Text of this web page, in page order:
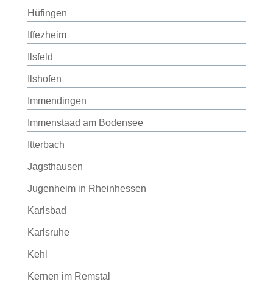
Hüfingen
Iffezheim
Ilsfeld
Ilshofen
Immendingen
Immenstaad am Bodensee
Itterbach
Jagsthausen
Jugenheim in Rheinhessen
Karlsbad
Karlsruhe
Kehl
Kernen im Remstal